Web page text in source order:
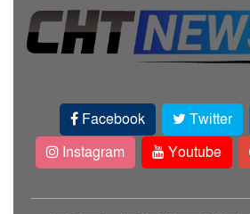
Facebook Twitter
Instagram
Youtube